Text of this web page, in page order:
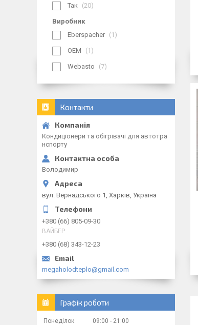
Так
20
Виробник
Eberspacher
1
OEM 1
Webasto 7
Контакти
Кондиціонери та обігрівачі для автотра
нспорту
Володимир
вул. Вернадського 1, Харків, Україна
+380 (66) 805-09-30
ВАЙБЕР
+380 (68) 343-12-23
megaholodteplo@gmail.com
Графік роботи
Понеділок 09:00
21:00